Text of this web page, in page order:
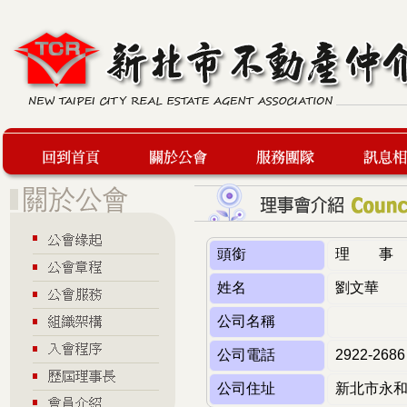
服務團隊 最新訊息
頭銜 理 事
姓名 劉文華
公司名稱
公司電話 2922-2686
公司住址 新北市永